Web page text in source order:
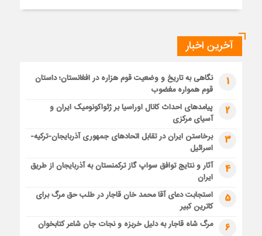
آخرین اخبار
1
نگاهی به تاریخ و وضعیت قوم هزاره در افغانستان؛ داستان
قوم همواره مغضوب
2
پیامدهای احداث کانال اوراسیا بر ژئواکونومیک ایران و
آسیای مرکزی
3
برخاستن ایران در تقابل اتحادهای جمهوری آذربایجان-ترکیه-
اسرائیل
4
آثار و نتایج توافق سواپ گاز ترکمنستان به آذربایجان از طریق
ایران
5
استجابت دعای آقا محمد خان قاجار در طلب حق مرگ برای
کاترین کبیر
6 مرگ شاه قاجار به دلیل خربزه و نجات جان شاعر کتابخوان